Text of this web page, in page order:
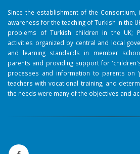
Since the establishment of the
awareness for the teaching of Turkish in the
problems of Turkish children in the UK;
activities organized by central and local
and learning standards in member
parents and providing support for
processes and information to parents on
teachers with vocational training, and
the needs were many of the objectives and